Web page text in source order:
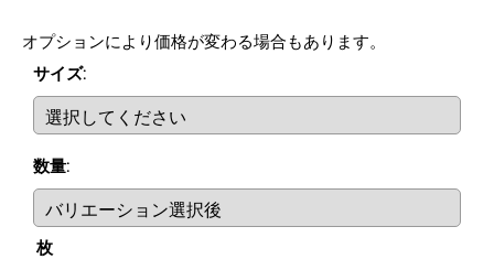
オプションにより価格が変わる場合もあります。
サイズ:
数量:
枚